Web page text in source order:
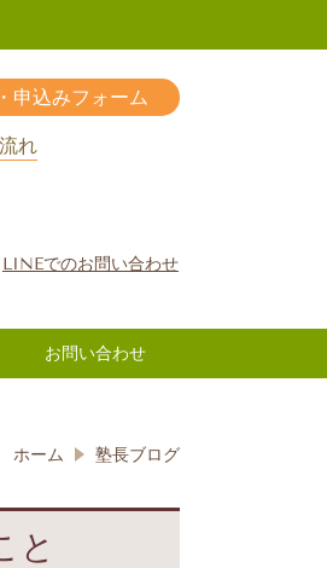
申込みフォーム
れ
LINEでのお問い合わせ
お問い合わせ
ホーム 塾長ブログ
と